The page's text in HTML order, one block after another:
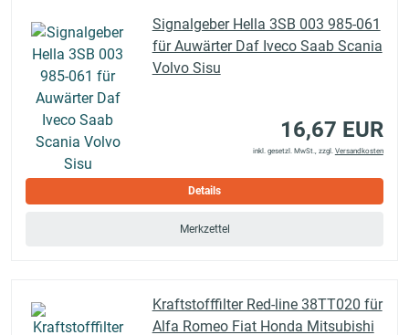
Signalgeber Hella 3SB 003 985-061
für Auwärter Daf Iveco Saab Scania
Volvo Sisu
16,67 EUR
inkl. gesetzl. MwSt., zzgl. Versandkosten
Details
Merkzettel
Kraftstofffilter Red-line 38TT020 für
Alfa Romeo Fiat Honda Mitsubishi